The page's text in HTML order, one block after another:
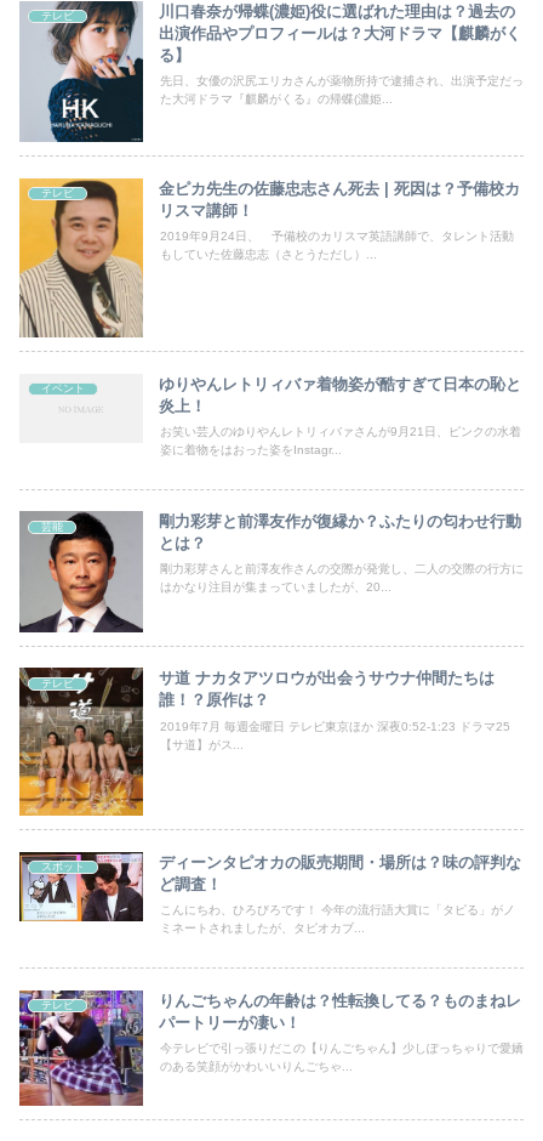
テレビ
川口春奈が帰蝶(濃姫)役に選ばれた理由は？過去の
出演作品やプロフィールは？大河ドラマ【麒麟がく
る】
先日、女優の沢尻エリカさんが薬物所持で逮捕され、出演予定だっ
た大河ドラマ『麒麟がくる』の帰蝶(濃姫...
テレビ
金ピカ先生の佐藤忠志さん死去 | 死因は？予備校カ
リスマ講師！
2019年9月24日、 予備校のカリスマ英語講師で、タレント活動
もしていた佐藤忠志（さとうただし）...
イベント
ゆりやんレトリィバァ着物姿が酷すぎて日本の恥と
炎上！
お笑い芸人のゆりやんレトリィバァさんが9月21日、ピンクの水着
姿に着物をはおった姿をInstagr...
芸能
剛力彩芽と前澤友作が復縁か？ふたりの匂わせ行動
とは？
剛力彩芽さんと前澤友作さんの交際が発覚し、二人の交際の行方に
はかなり注目が集まっていましたが、20...
テレビ
サ道 ナカタアツロウが出会うサウナ仲間たちは
誰！？原作は？
2019年7月 毎週金曜日 テレビ東京ほか 深夜0:52-1:23 ドラマ25
【サ道】がス...
スポット
ディーンタピオカの販売期間・場所は？味の評判な
ど調査！
こんにちわ、ひろびろです！ 今年の流行語大賞に「タピる」がノ
ミネートされましたが、タピオカブ...
テレビ
りんごちゃんの年齢は？性転換してる？ものまねレ
パートリーが凄い！
今テレビで引っ張りだこの【りんごちゃん】少しぽっちゃりで愛嬌
のある笑顔がかわいいりんごちゃ...